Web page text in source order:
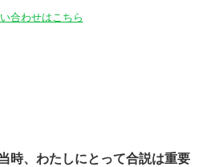
時、わたしにとって合説は重要